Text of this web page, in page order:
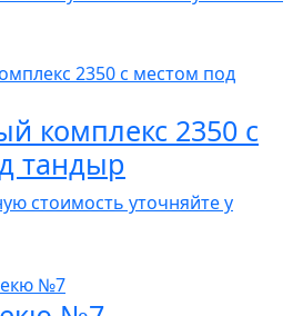
₽.
комплекс 2350 с
тандыр
стоимость уточняйте у